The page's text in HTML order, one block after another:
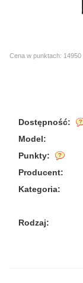
Dostępność:
Model:
Punkty:
Producent:
Kategoria:
Rodzaj:
Cena w punktach: 14950